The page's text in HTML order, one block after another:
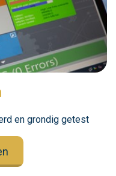
en grondig getest